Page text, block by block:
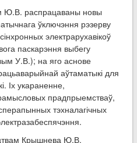
Ю.В. распрацаваны новы
ўключэння рэзерву
электрарухавікоў
паскарэння выбегу
У.В.); на яго аснове
аўтаматыкі для
Іх укараненне,
прадпрыемстваў,
тэхналагічных
Крышнева Ю.В.